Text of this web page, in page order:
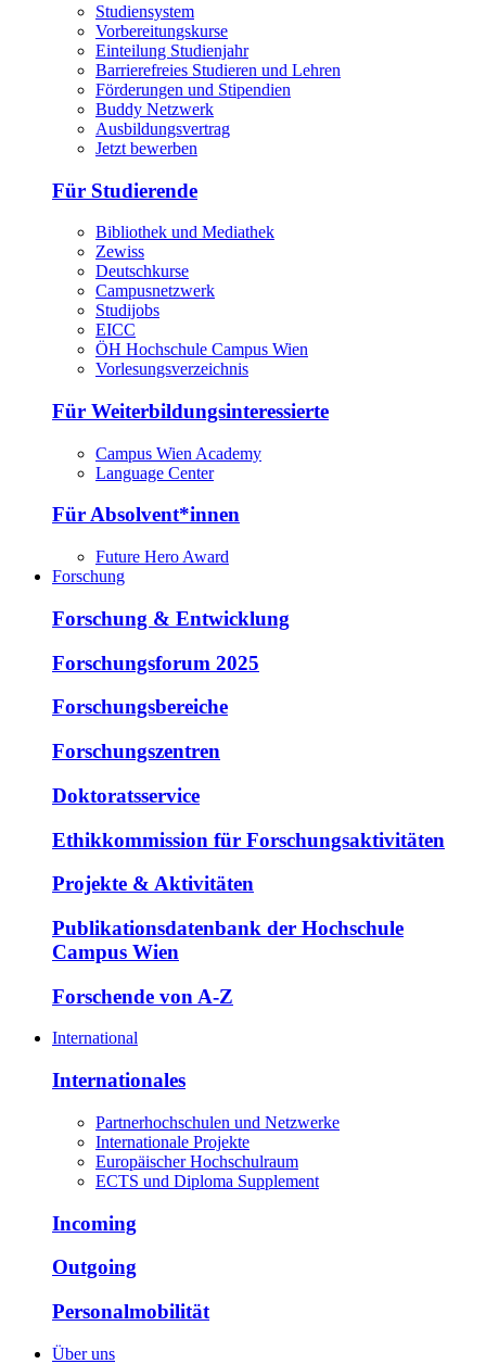
Studiensystem
Vorbereitungskurse
Einteilung Studienjahr
Barrierefreies Studieren und Lehren
Förderungen und Stipendien
Buddy Netzwerk
Ausbildungsvertrag
Jetzt bewerben
Für Studierende
Bibliothek und Mediathek
Zewiss
Deutschkurse
Campusnetzwerk
Studijobs
EICC
ÖH Hochschule Campus Wien
Vorlesungsverzeichnis
Für Weiterbildungsinteressierte
Campus Wien Academy
Language Center
Für Absolvent*innen
Future Hero Award
Forschung
Forschung & Entwicklung
Forschungsforum 2025
Forschungsbereiche
Forschungszentren
Doktoratsservice
Ethikkommission für Forschungsaktivitäten
Projekte & Aktivitäten
Publikationsdatenbank der Hochschule
Campus Wien
Forschende von A-Z
International
Internationales
Partnerhochschulen und Netzwerke
Internationale Projekte
Europäischer Hochschulraum
ECTS und Diploma Supplement
Incoming
Outgoing
Personalmobilität
Über uns